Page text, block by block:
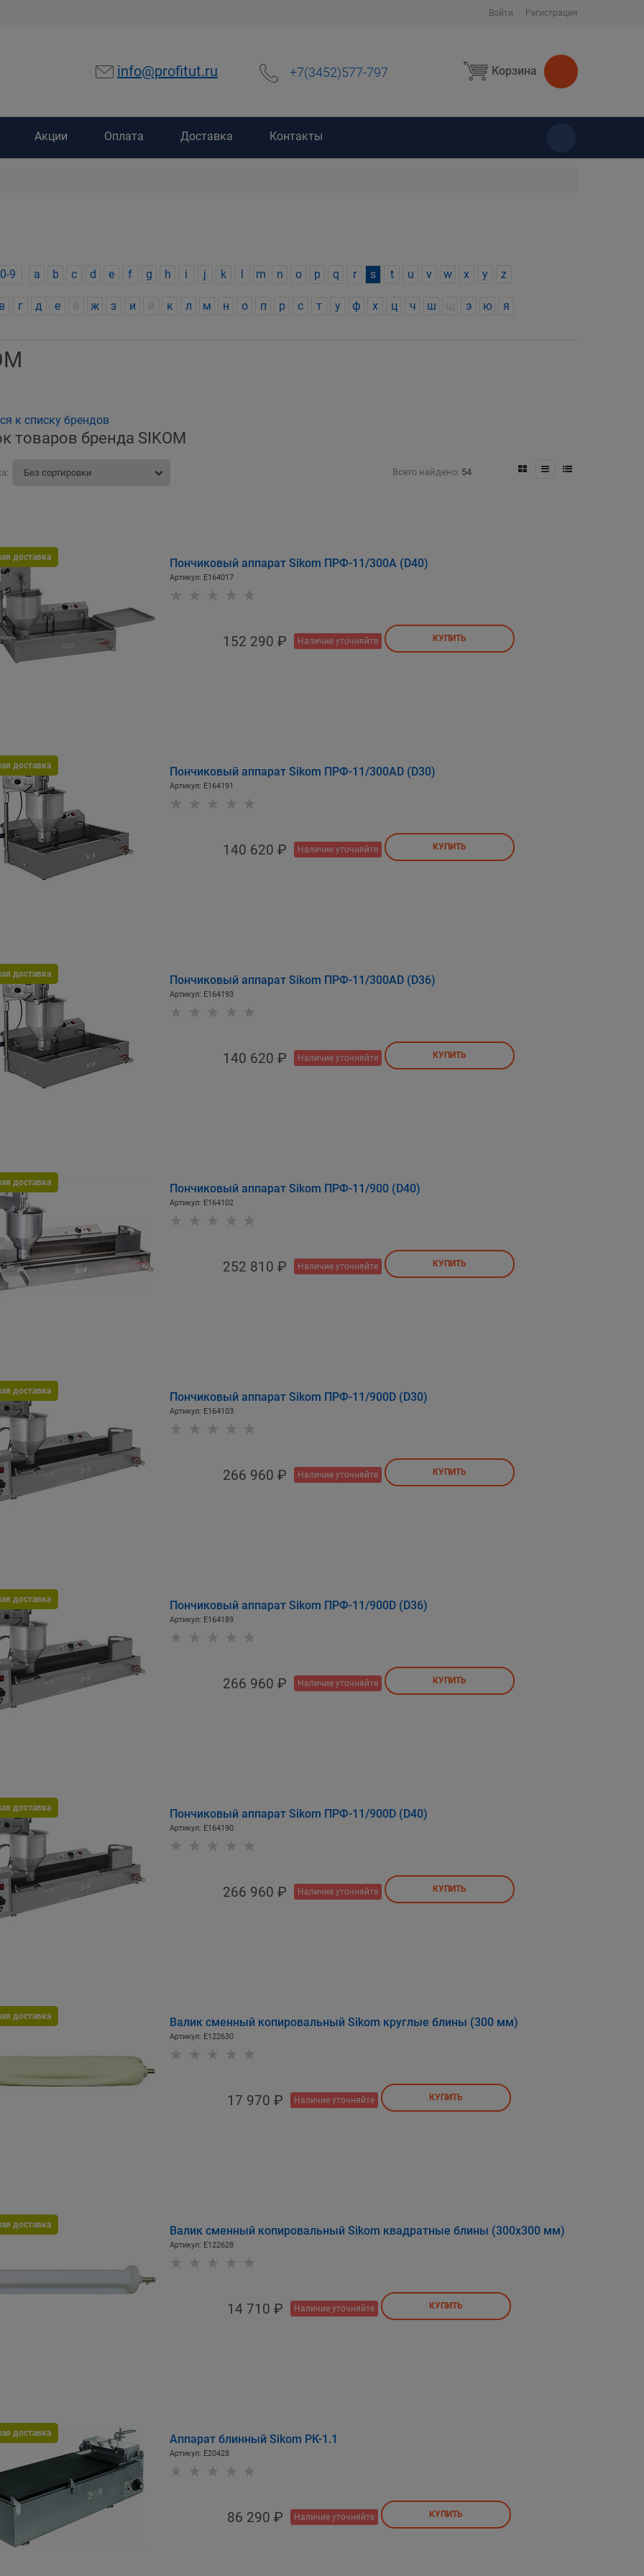
Войти Регистрация
info@profitut.ru +7(3452)577-797 Корзина
Акции Оплата Доставка Контакты
0-9 a b c d e f g h i j k m n o p q r s t u v w x y z
в г д е ж з и к л м н о п р с т у ф х ц ч ш э ю я
к списку брендов
товаров бренда SIKOM
Всего найдено: 54
Пончиковый аппарат Sikom ПРФ-11/300А (D40)
Артикул: E164017
доставка
152 290 ₽ Наличие уточняйте КУПИТЬ
Пончиковый аппарат Sikom ПРФ-11/300АD (D30)
Артикул: E164191
доставка
140 620 ₽ Наличие уточняйте КУПИТЬ
Пончиковый аппарат Sikom ПРФ-11/300АD (D36)
Артикул: E164193
доставка
140 620 ₽ Наличие уточняйте КУПИТЬ
Пончиковый аппарат Sikom ПРФ-11/900 (D40)
Артикул: E164102
доставка
252 810 ₽ Наличие уточняйте КУПИТЬ
Пончиковый аппарат Sikom ПРФ-11/900D (D30)
Артикул: E164103
доставка
266 960 ₽ Наличие уточняйте КУПИТЬ
Пончиковый аппарат Sikom ПРФ-11/900D (D36)
Артикул: E164189
доставка
266 960 ₽ Наличие уточняйте КУПИТЬ
Пончиковый аппарат Sikom ПРФ-11/900D (D40)
Артикул: E164190
доставка
266 960 ₽ Наличие уточняйте КУПИТЬ
Валик сменный копировальный Sikom круглые блины (300 мм)
Артикул: E122630
доставка
17 970 ₽ Наличие уточняйте КУПИТЬ
Валик сменный копировальный Sikom квадратные блины (300х300 мм)
Артикул: E122628
доставка
14 710 ₽ Наличие уточняйте КУПИТЬ
Аппарат блинный Sikom РК-1.1
Артикул: E20428
доставка
86 290 ₽ Наличие уточняйте КУПИТЬ